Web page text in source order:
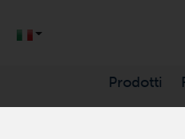
Prodotti